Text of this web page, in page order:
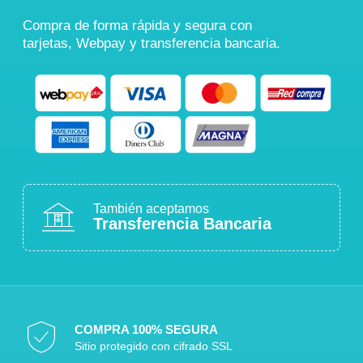
Compra de forma rápida y segura con
tarjetas, Webpay y transferencia bancaria.
También aceptamos
Transferencia Bancaria
COMPRA 100% SEGURA
Sitio protegido con cifrado SSL